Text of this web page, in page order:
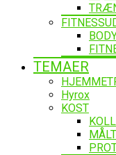
TEMAER
Hyrox
KOST